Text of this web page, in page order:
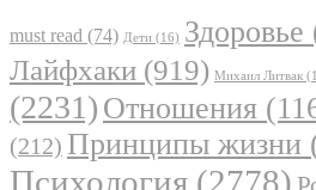
must read (74) Дети (16) Здоровье
Лайфхаки (919) Михаил Литвак
(2231) Отношения
(212) Принципы жизни
Психология (2778)